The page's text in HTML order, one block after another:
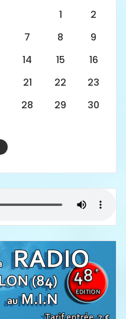
1
2
7 8
9
14 15
16
21 22
23
28 29
30